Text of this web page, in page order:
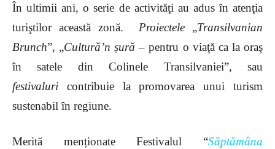
În ultimii ani, o serie de activităţi au adus în atenţia
turiştilor această zonă. Proiectele„Transilvanian
Brunch”, „Cultură’n șură – pentru o viaţă ca la oraş
în satele din Colinele Transilvaniei”, sau
festivaluri contribuie la promovarea unui turism
sustenabil în regiune.
Merită menționate Festivalul “Săptămâna